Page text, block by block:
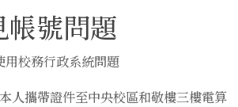
號問題
校務行政系統問題
人攜帶證件至中央校區和敬樓三樓電算